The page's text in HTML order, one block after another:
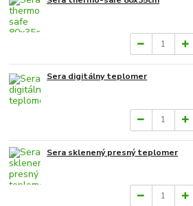
Sera digitálny teplomer
Sera sklenený presný teplomer